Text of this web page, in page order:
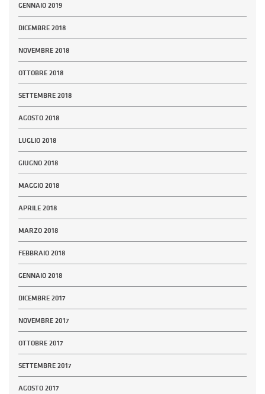
GENNAIO 2019
DICEMBRE 2018
NOVEMBRE 2018
OTTOBRE 2018
SETTEMBRE 2018
AGOSTO 2018
LUGLIO 2018
GIUGNO 2018
MAGGIO 2018
APRILE 2018
MARZO 2018
FEBBRAIO 2018
GENNAIO 2018
DICEMBRE 2017
NOVEMBRE 2017
OTTOBRE 2017
SETTEMBRE 2017
AGOSTO 2017